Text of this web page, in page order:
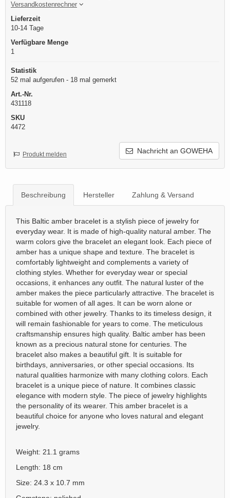
Versandkostenrechner
Lieferzeit
10-14 Tage
Verfügbare Menge
1
Statistik
52 mal aufgerufen - 18 mal gemerkt
Art.-Nr.
431118
SKU
4472
Nachricht an GOWEHA
Produkt melden
Beschreibung Hersteller Zahlung & Versand
This Baltic amber bracelet is a stylish piece of jewelry for
everyday wear. It is made of high-quality natural amber. The
warm colors give the bracelet an elegant look. Each piece of
amber has a unique shape and texture. The bracelet is
comfortably lightweight and complements a variety of
clothing styles. Whether for everyday wear or special
occasions, it enhances any outfit. The natural luster of the
amber makes the piece particularly attractive. The bracelet is
suitable for women of all ages. It can be worn alone or
combined with other jewelry. Thanks to its timeless design, it
will remain fashionable for years to come. The meticulous
craftsmanship ensures high quality. Baltic amber has been
known as a precious natural stone for centuries. The
bracelet also makes a beautiful gift. It is suitable for
birthdays, anniversaries, or other special occasions. Its
natural qualities harmonize with many clothing colors. Each
bracelet is a unique piece of nature. It combines classic
elegance with modern style. The piece of jewelry highlights
the personality of its wearer. This amber bracelet is a
beautiful choice for anyone who loves natural and elegant
jewelry.
Weight: 21.1 grams
Length: 18 cm
Size: 24.3 x 10.7 mm